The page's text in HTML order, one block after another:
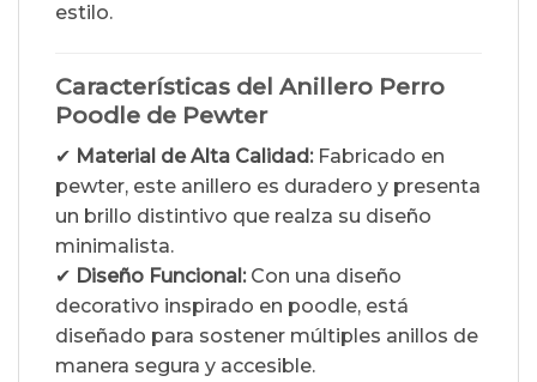
estilo.
Características del Anillero Perro
Poodle de Pewter
✔ Material de Alta Calidad:Fabricado en
pewter, este anillero es duradero y presenta
un brillo distintivo que realza su diseño
minimalista.
✔ Diseño Funcional:Con una diseño
decorativo inspirado en poodle, está
diseñado para sostener múltiples anillos de
manera segura y accesible.